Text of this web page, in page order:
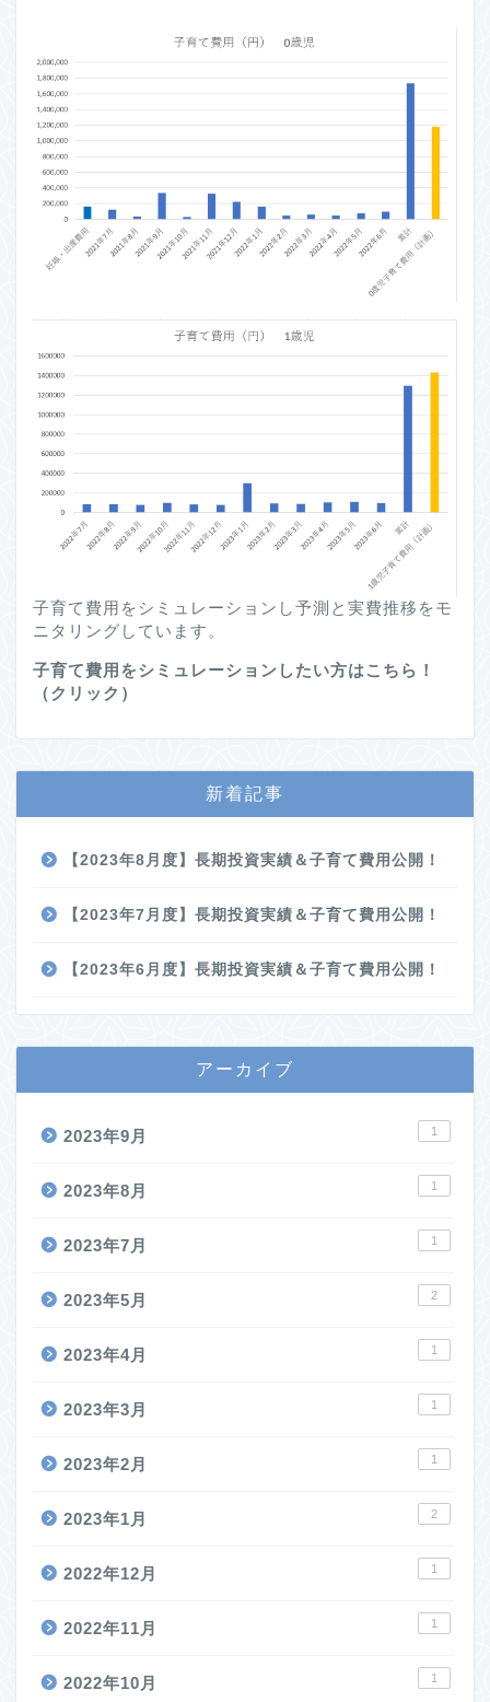
子育て費用をシミュレーションし予測と実費推移をモ
ニタリングしています。
子育て費用をシミュレーションしたい方はこちら！
（クリック）
新着記事
【2023年8月度】長期投資実績＆子育て費用公開！
【2023年7月度】長期投資実績＆子育て費用公開！
【2023年6月度】長期投資実績＆子育て費用公開！
アーカイブ
2023年9月 1
2023年8月 1
2023年7月 1
2023年5月 2
2023年4月 1
2023年3月 1
2023年2月 1
2023年1月 2
2022年12月 1
2022年11月 1
2022年10月 1